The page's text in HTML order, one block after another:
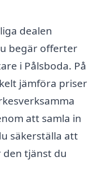
dealen
begär offerter
i Pålsboda. På
jämföra priser
att samla in
säkerställa att
tjänst du